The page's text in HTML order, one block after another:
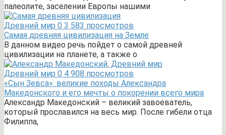
палеолите, заселении Европы нашими
Древний мир 0 3 583 просмотров
Самая древняя цивилизация на Земле
В данном видео речь пойдет о самой древней
цивилизации на планете, а также о
Древний мир 0 4 908 просмотров
«Сын Зевса»: великие походы Александра
Македонского и его мечты о покорении всего мира
Александр Македонский – великий завоеватель,
который прославился на весь мир. После гибели отца
Филиппа,